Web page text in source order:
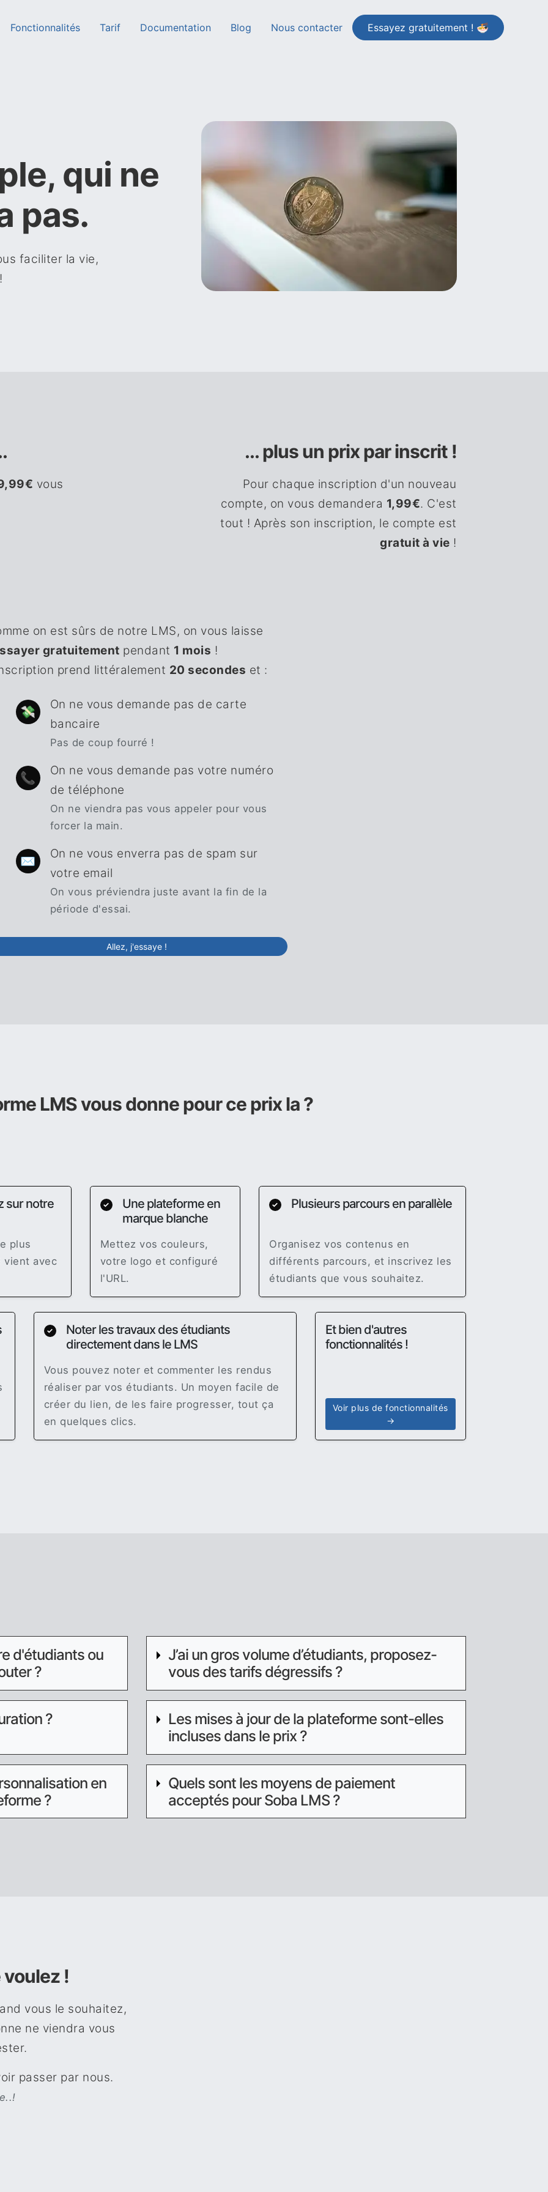
Fonctionnalités Tarif Documentation Blog Nous contacter Essayez gratuitement ! 🍜
qui ne
pas.
faciliter la vie,
vous
... plus un prix par inscrit !
Pour chaque inscription d'un nouveau
compte, on vous demandera 1,99€. C'est
tout ! Après son inscription, le compte est
gratuit à vie !
on est sûrs de notre LMS, on vous laisse
gratuitement pendant 1 mois !
prend littéralement 20 secondes et :
💸
On ne vous demande pas de carte
bancaire
Pas de coup fourré !
📞
On ne vous demande pas votre numéro
de téléphone
On ne viendra pas vous appeler pour vous
forcer la main.
✉️
On ne vous enverra pas de spam sur
votre email
On vous préviendra juste avant la fin de la
période d'essai.
Allez, j'essaye !
LMS vous donne pour ce prix la ?
sur notre
plus
vient avec
✓
Une plateforme en
marque blanche
Mettez vos couleurs,
votre logo et configuré
l'URL.
✓ Plusieurs parcours en parallèle
Organisez vos contenus en
différents parcours, et inscrivez les
étudiants que vous souhaitez.
✓
Noter les travaux des étudiants
directement dans le LMS
Vous pouvez noter et commenter les rendus
réaliser par vos étudiants. Un moyen facile de
créer du lien, de les faire progresser, tout ça
en quelques clics.
Et bien d'autres
fonctionnalités !
Voir plus de fonctionnalités
→
d'étudiants ou
?
J’ai un gros volume d’étudiants, proposez-
vous des tarifs dégressifs ?
?
Les mises à jour de la plateforme sont-elles
incluses dans le prix ?
en
?
Quels sont les moyens de paiement
acceptés pour Soba LMS ?
!
vous le souhaitez,
ne viendra vous
passer par nous.